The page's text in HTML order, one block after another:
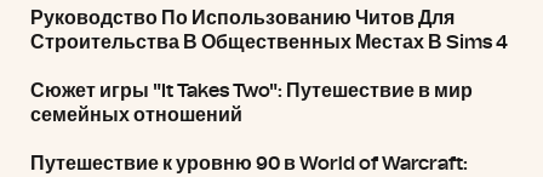
Руководство По Использованию Читов Для
Строительства В Общественных Местах В Sims 4
Сюжет игры "It Takes Two": Путешествие в мир
семейных отношений
Путешествие к уровню 90 в World of Warcraft: